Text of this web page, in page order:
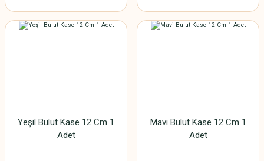
Yeşil Bulut Kase 12 Cm 1
Adet
Mavi Bulut Kase 12 Cm 1
Adet